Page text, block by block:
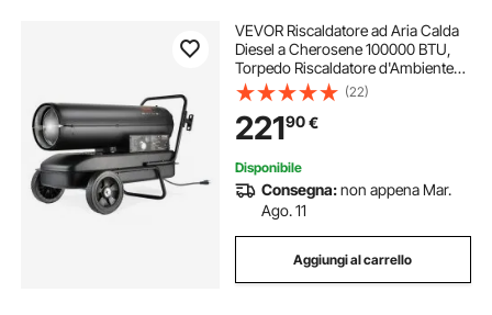
VEVOR Riscaldatore ad Aria Calda
Diesel a Cherosene 100000 BTU,
Torpedo Riscaldatore d'Ambiente
Portatile con Controllo Termostato
Serbatoio 38 L per Interni Esterni,
per Officine Industriali, Nero
(22)
22190€
Disponibile
Consegna:non appena Mar.
Ago. 11
Aggiungi al carrello